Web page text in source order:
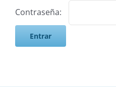
Contraseña: